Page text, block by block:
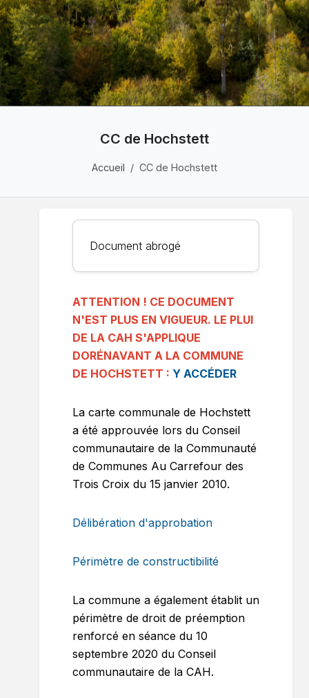
CC de Hochstett
Accueil CC de Hochstett
Document abrogé
ATTENTION ! CE DOCUMENT
N'EST PLUS EN VIGUEUR. LE PLUI
DE LA CAH S'APPLIQUE
DORÉNAVANT A LA COMMUNE
DE HOCHSTETT : Y ACCÉDER
La carte communale de Hochstett
a été approuvée lors du Conseil
communautaire de la Communauté
de Communes Au Carrefour des
Trois Croix du 15 janvier 2010.
Délibération d'approbation
Périmètre de constructibilité
La commune a également établit un
périmètre de droit de préemption
renforcé en séance du 10
septembre 2020 du Conseil
communautaire de la CAH.